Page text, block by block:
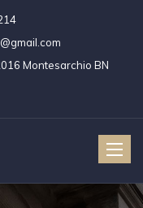
Montesarchio BN
Toggle